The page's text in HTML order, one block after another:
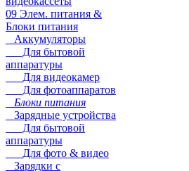
09 Элем. питания &
Блоки питания
Аккумуляторы
Для бытовой
аппаратуры
Для видеокамер
Для фотоаппаратов
Блоки питания
Зарядные устройства
Для бытовой
аппаратуры
Для фото & видео
Зарядки с